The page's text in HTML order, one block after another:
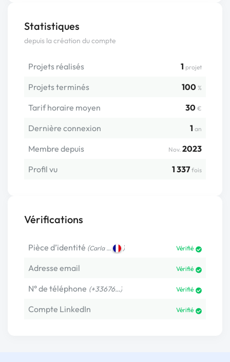
Statistiques
depuis la création du compte
Projets réalisés 1 projet
Projets terminés 100 %
Tarif horaire moyen 30 €
Dernière connexion 1 an
Membre depuis Nov. 2023
Profil vu
1 337 fois
Vérifications
Pièce d’identité (Carla … ) Vérifié
Adresse email Vérifié
N° de téléphone (+33676…) Vérifié
Compte LinkedIn Vérifié